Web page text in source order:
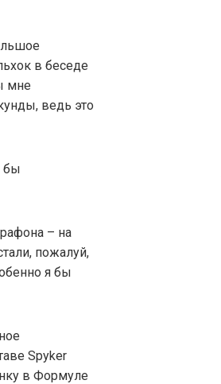
в беседе
мне
ведь это
бы
– на
пожалуй,
я бы
Spyker
в Формуле